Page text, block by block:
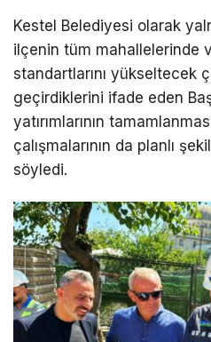
Kestel Belediyesi olarak
ilçenin tüm mahallelerinde
standartlarını yükseltecek
geçirdiklerini ifade eden
yatırımlarının
çalışmalarının da planlı
söyledi.